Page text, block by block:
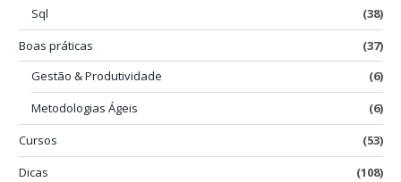
Sql
(38)
Boas práticas
(37)
Gestão & Produtividade
(6)
Metodologias Ágeis
(6)
Cursos
(53)
Dicas
(108)